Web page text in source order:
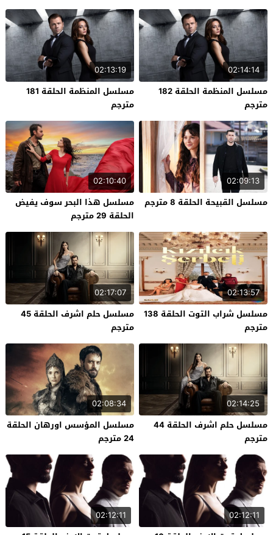
02:14:14
مسلسل المنظمة الحلقة 182
مترجم
02:13:19
مسلسل المنظمة الحلقة 181
مترجم
02:09:13
مسلسل القبيحة الحلقة 8 مترجم
02:10:40
مسلسل هذا البحر سوف يفيض
الحلقة 29 مترجم
02:13:57
مسلسل شراب التوت الحلقة 138
مترجم
02:17:07
مسلسل حلم اشرف الحلقة 45
مترجم
02:14:25
مسلسل حلم اشرف الحلقة 44
مترجم
02:08:34
مسلسل المؤسس اورهان الحلقة
24 مترجم
02:12:11
02:12:11